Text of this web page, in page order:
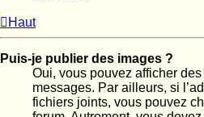
Haut
Puis-je publier des images ?
Oui, vous pouvez afficher
messages. Par ailleurs, si
fichiers joints, vous pouvez